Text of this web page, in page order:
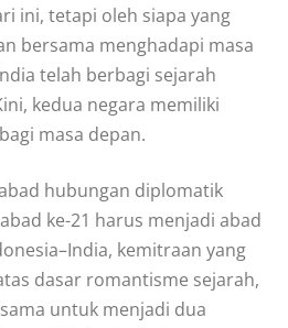
ini, tetapi oleh siapa yang
bersama menghadapi masa
telah berbagi sejarah
kedua negara memiliki
masa depan.
hubungan diplomatik
ke-21 harus menjadi abad
kemitraan yang
dasar romantisme sejarah,
untuk menjadi dua